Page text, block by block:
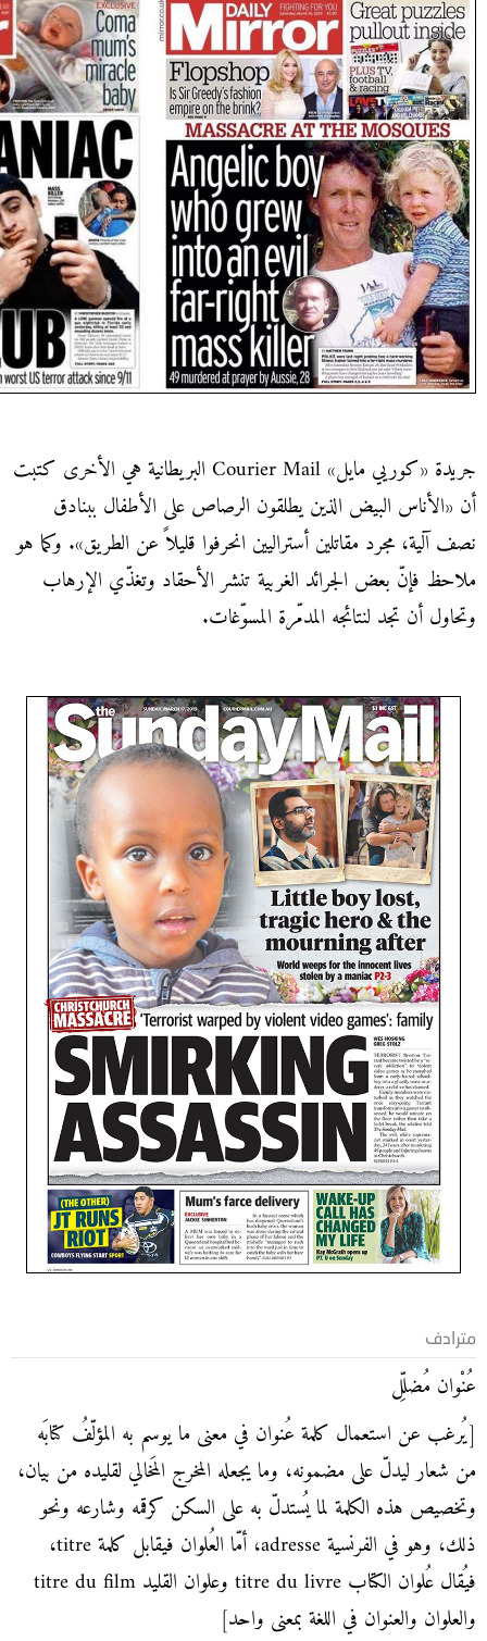
جريدة «كوريي مايل» Courier Mail البريطانية هي الأخرى كتبت
أن «الأناس البيض الذين يطلقون الرصاص على الأطفال ببنادق
نصف آلية، مجرد مقاتلين أستراليين انحرفوا قليلاً عن الطريق». وكما هو
ملاحظ فإنّ بعض الجرائد الغربية تنشر الأحقاد وتغذّي الإرهاب
وتحاول أن تجد لنتائجه المدمّرة المسوّغات.
مترادف
عُنْوان مُضلِّل
[يُرغب عن استعمال كلمة عُنوان في معنى ما يوسم به المؤلّفُ كتابَه
من شعار ليدلّ على مضمونه، وما يجعله المخرج المَخالي لقليده من بيان،
وتخصيص هذه الكلمة لما يُستدلّ به على السكن كرقمه وشارعه ونحو
ذلك، وهو في الفرنسية adresse، أمّا العُلوان فيقابل كلمة titre،
فيُقال عُلوان الكتاب titre du livre وعلوان القليد titre du film
والعلوان والعنوان في اللغة بمعنى واحد]